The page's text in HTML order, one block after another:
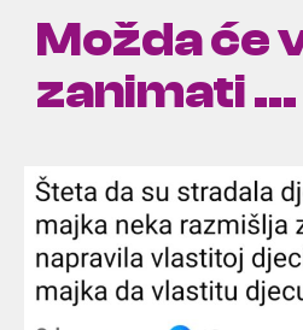
Možda će
zanimati ...